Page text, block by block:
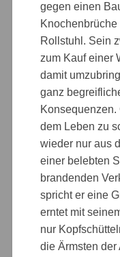
gegen einen
Rollstuhl. Sein
zum Kauf einer
damit
ganz
Konsequenzen.
dem Leben zu
wieder nur aus
einer belebten
brandenden
spricht er eine
erntet mit
nur
die Ärmsten